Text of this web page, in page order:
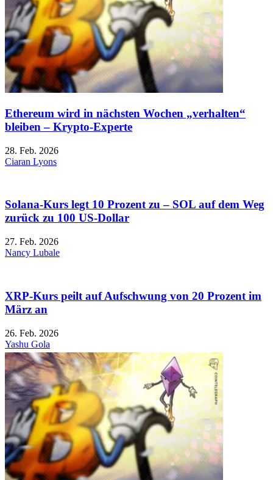
Ethereum wird in nächsten Wochen „verhalten“
bleiben – Krypto-Experte
28. Feb. 2026
Ciaran Lyons
Solana-Kurs legt 10 Prozent zu – SOL auf dem Weg
zurück zu 100 US-Dollar
27. Feb. 2026
Nancy Lubale
XRP-Kurs peilt auf Aufschwung von 20 Prozent im
März an
26. Feb. 2026
Yashu Gola